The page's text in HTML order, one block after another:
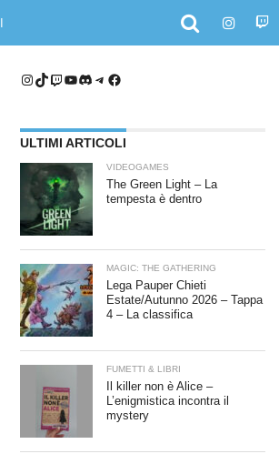
Instagram
TikTok
Twitch
YouTube
Discord
Telegram
Facebook
ULTIMI ARTICOLI
VIDEOGAMES
The Green Light – La
tempesta è dentro
MAGIC: THE GATHERING
Lega Pauper Chieti
Estate/Autunno 2026 – Tappa
4 – La classifica
FUMETTI & LIBRI
Il killer non è Alice –
L’enigmistica incontra il
mystery